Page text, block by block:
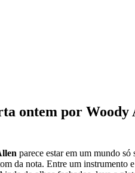
ontem por
parece estar em um mundo
da nota. Entre um instrumento